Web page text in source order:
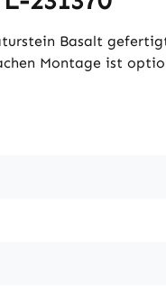
Basalt
Montage ist